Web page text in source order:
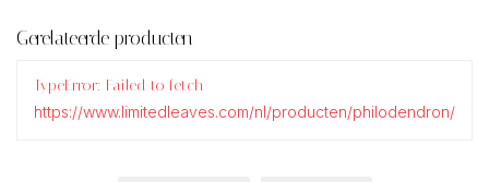
Gerelateerde producten
TypeError: Failed to fetch
https://www.limitedleaves.com/nl/producten/philodendron/